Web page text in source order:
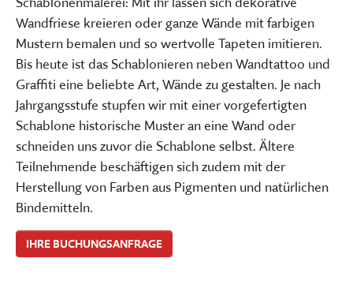
Wandfriese kreieren oder ganze Wände mit farbigen
Mustern bemalen und so wertvolle Tapeten imitieren.
Bis heute ist das Schablonieren neben Wandtattoo und
Graffiti eine beliebte Art, Wände zu gestalten. Je nach
Jahrgangsstufe stupfen wir mit einer vorgefertigten
Schablone historische Muster an eine Wand oder
schneiden uns zuvor die Schablone selbst. Ältere
Teilnehmende beschäftigen sich zudem mit der
Herstellung von Farben aus Pigmenten und natürlichen
Bindemitteln.
IHRE BUCHUNGSANFRAGE